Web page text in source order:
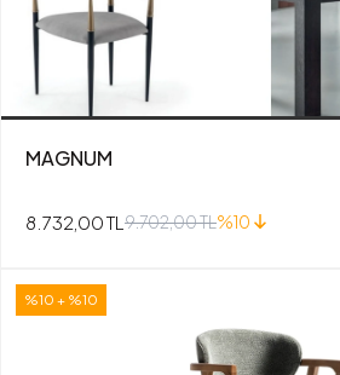
MAGNUM
8.732,00 TL 9.702,00 TL%10
%10 + %10